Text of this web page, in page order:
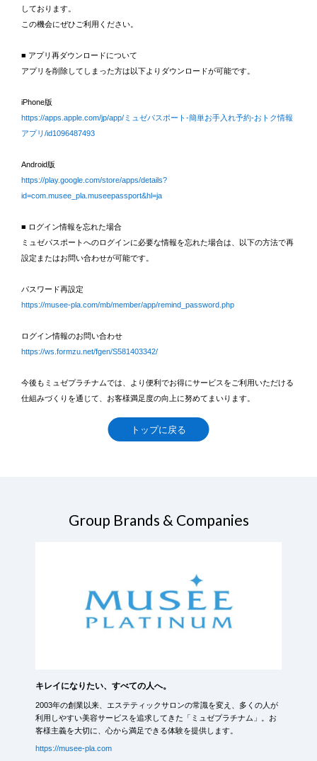
しております。
この機会にぜひご利用ください。
■ アプリ再ダウンロードについて
アプリを削除してしまった方は以下よりダウンロードが可能です。
iPhone版
https://apps.apple.com/jp/app/ミュゼパスポート-簡単お手入れ予約-おトク情報
アプリ/id1096487493
Android版
https://play.google.com/store/apps/details?
id=com.musee_pla.museepassport&hl=ja
■ ログイン情報を忘れた場合
ミュゼパスポートへのログインに必要な情報を忘れた場合は、以下の方法で再
設定またはお問い合わせが可能です。
パスワード再設定
https://musee-pla.com/mb/member/app/remind_password.php
ログイン情報のお問い合わせ
https://ws.formzu.net/fgen/S581403342/
今後もミュゼプラチナムでは、より便利でお得にサービスをご利用いただける
仕組みづくりを通じて、お客様満足度の向上に努めてまいります。
トップに戻る
Group Brands & Companies
キレイになりたい、すべての人へ。
2003年の創業以来、エステティックサロンの常識を変え、多くの人が
利用しやすい美容サービスを追求してきた「ミュゼプラチナム」。お
客様主義を大切に、心から満足できる体験を提供します。
https://musee-pla.com